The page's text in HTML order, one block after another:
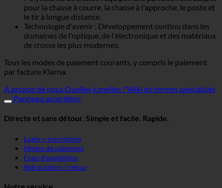
pour la chasse à courre, la chasse à l'approche, le poste et
le tir à longue distance.
Technologie d'avenir : Développement continu dans les
domaines de l'optique, de l'électronique et des matériaux
de crosse les plus modernes.
Tous les modes de paiement courants, y compris le paiement
par facture Klarna.
À propos de nousQuelles jumelles ?Wiki de termes spécialisés
Panneau accordéon
Directe et sans détour. Simple et facile. Rapide.
Login + inscription
Modes de paiement
Frais d'expédition
Rétractation / retour